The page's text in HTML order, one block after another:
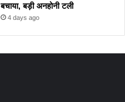
बचाया, बड़ी अनहोनी टली
4 days ago